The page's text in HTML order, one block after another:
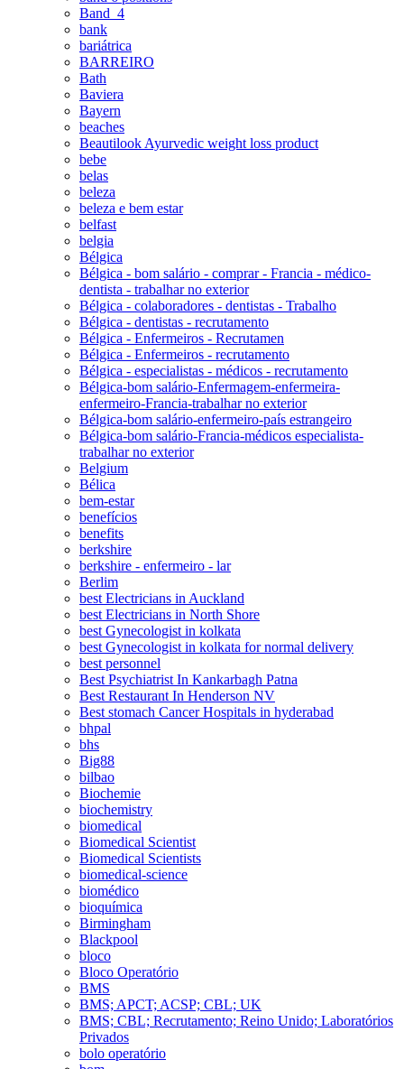
Band_4
bank
bariátrica
BARREIRO
Bath
Baviera
Bayern
beaches
Beautilook Ayurvedic weight loss product
bebe
belas
beleza
beleza e bem estar
belfast
belgia
Bélgica
Bélgica - bom salário - comprar - Francia - médico-
dentista - trabalhar no exterior
Bélgica - colaboradores - dentistas - Trabalho
Bélgica - dentistas - recrutamento
Bélgica - Enfermeiros - Recrutamen
Bélgica - Enfermeiros - recrutamento
Bélgica - especialistas - médicos - recrutamento
Bélgica-bom salário-Enfermagem-enfermeira-
enfermeiro-Francia-trabalhar no exterior
Bélgica-bom salário-enfermeiro-país estrangeiro
Bélgica-bom salário-Francia-médicos especialista-
trabalhar no exterior
Belgium
Bélica
bem-estar
benefícios
benefits
berkshire
berkshire - enfermeiro - lar
Berlim
best Electricians in Auckland
best Electricians in North Shore
best Gynecologist in kolkata
best Gynecologist in kolkata for normal delivery
best personnel
Best Psychiatrist In Kankarbagh Patna
Best Restaurant In Henderson NV
Best stomach Cancer Hospitals in hyderabad
bhpal
bhs
Big88
bilbao
Biochemie
biochemistry
biomedical
Biomedical Scientist
Biomedical Scientists
biomedical-science
biomédico
bioquímica
Birmingham
Blackpool
bloco
Bloco Operatório
BMS
BMS; APCT; ACSP; CBL; UK
BMS; CBL; Recrutamento; Reino Unido; Laboratórios
Privados
bolo operatório